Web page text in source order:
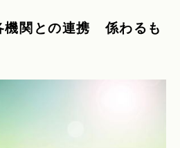
止
機関との連携 係わるも